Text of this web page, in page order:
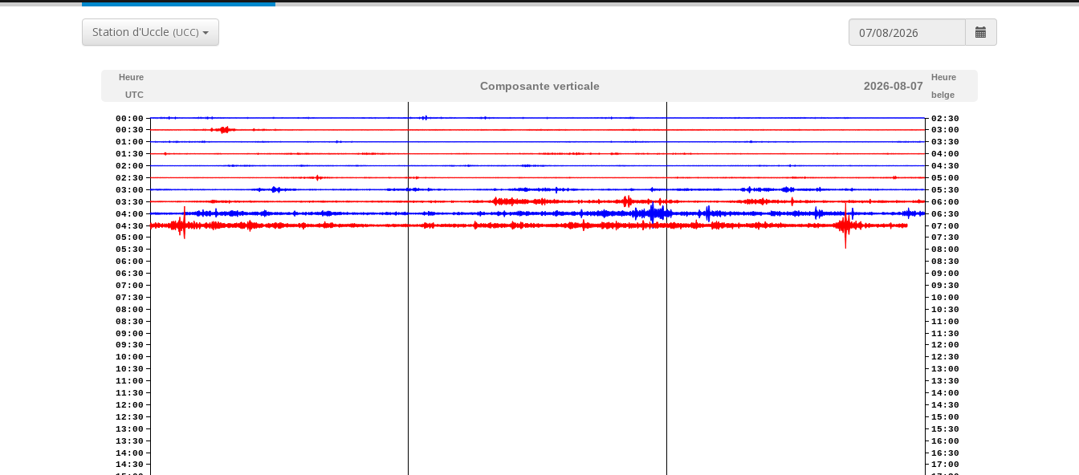
Station d'Uccle (UCC)
Heure
UTC
Composante verticale 2026-08-07
Heure
belge
00:00
00:30
01:00
01:30
02:00
02:30
03:00
03:30
04:00
04:30
05:00
05:30
06:00
06:30
07:00
07:30
08:00
08:30
09:00
09:30
10:00
10:30
11:00
11:30
12:00
12:30
13:00
13:30
14:00
14:30
02:30
03:00
03:30
04:00
04:30
05:00
05:30
06:00
06:30
07:00
07:30
08:00
08:30
09:00
09:30
10:00
10:30
11:00
11:30
12:00
12:30
13:00
13:30
14:00
14:30
15:00
15:30
16:00
16:30
17:00